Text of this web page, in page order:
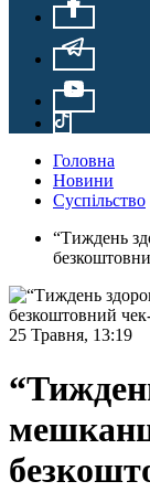
Головна
Новини
Суспільство
“Тиждень
25 Травня, 13:19